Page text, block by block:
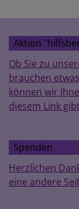
Aktion
Ob Sie zu
brauchen
können wir
diesem Link
Spenden
Herzlichen
eine andere